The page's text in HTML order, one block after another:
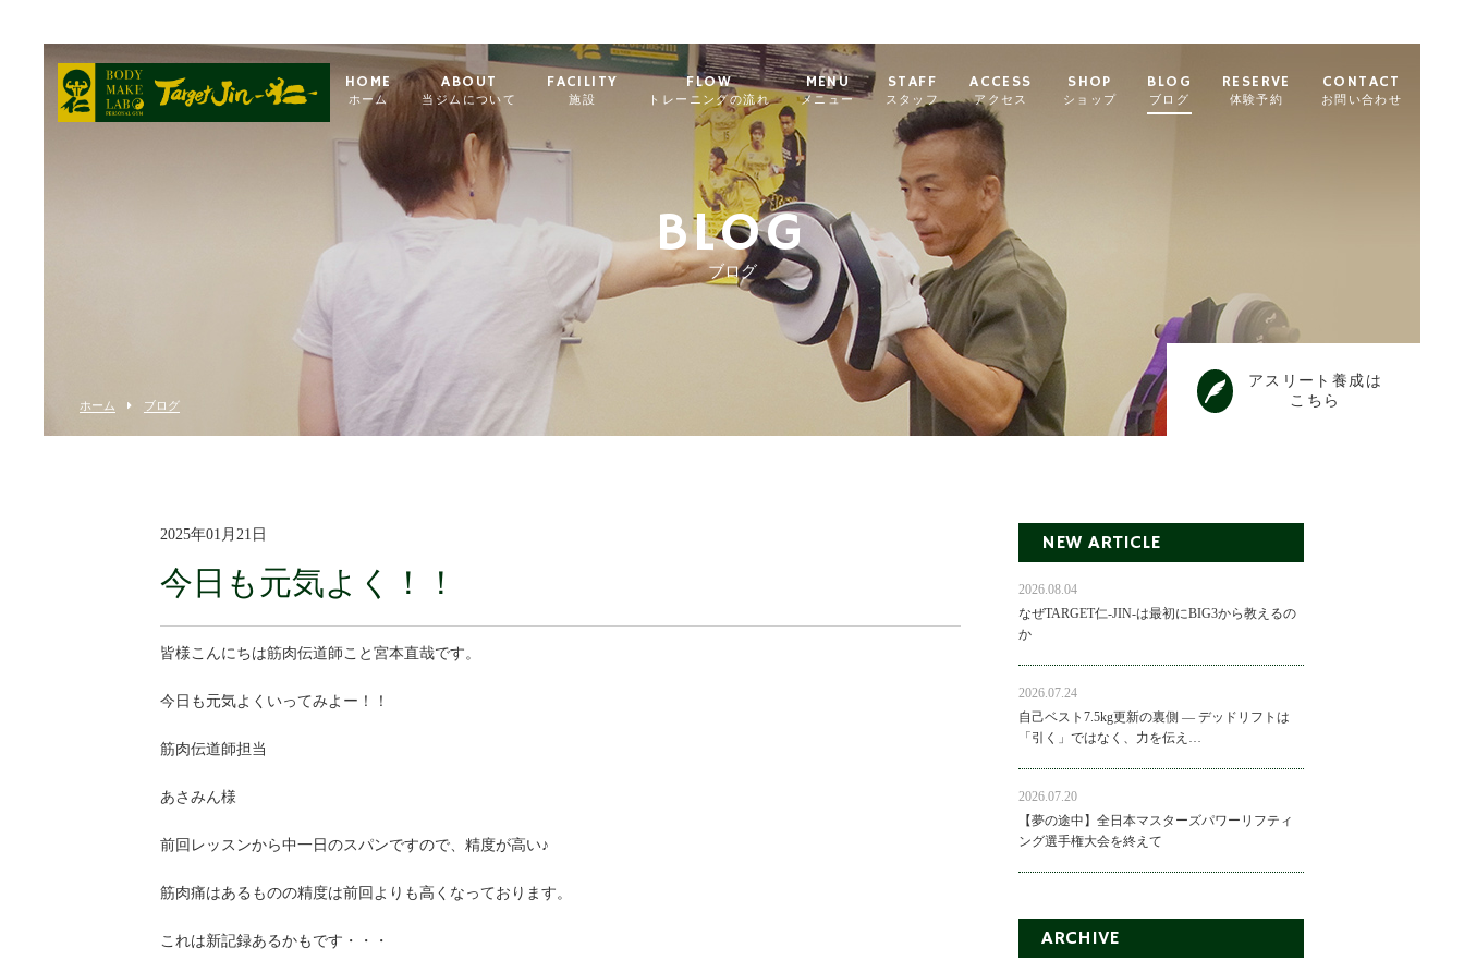
HOME
ホーム
ABOUT
当ジムについて
FACILITY
施設
FLOW
トレーニングの流れ
MENU
メニュー
STAFF
スタッフ
ACCESS
アクセス
SHOP
ショップ
BLOG
ブログ
RESERVE
体験予約
CONTACT
お問い合わせ
BLOG
ブログ
ホーム ブログ
アスリート養成は
こちら
2025年01月21日
今日も元気よく！！
皆様こんにちは筋肉伝道師こと宮本直哉です。
今日も元気よくいってみよー！！
筋肉伝道師担当
あさみん様
前回レッスンから中一日のスパンですので、精度が高い♪
筋肉痛はあるものの精度は前回よりも高くなっております。
これは新記録あるかもです・・・
NEW ARTICLE
2026.08.04
なぜTARGET仁-JIN-は最初にBIG3から教えるの
か
2026.07.24
自己ベスト7.5kg更新の裏側 ― デッドリフトは
「引く」ではなく、力を伝え…
2026.07.20
【夢の途中】全日本マスターズパワーリフティ
ング選手権大会を終えて
ARCHIVE